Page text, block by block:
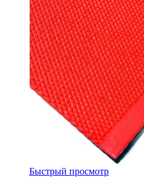
Быстрый просмотр